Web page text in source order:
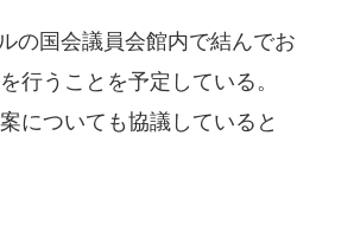
の国会議員会館内で結んでお
行うことを予定している。
についても協議していると